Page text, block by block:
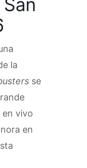
la
se
en vivo
en